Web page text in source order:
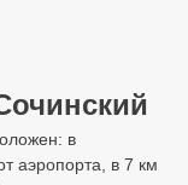
в
аэропорта, в 7 км